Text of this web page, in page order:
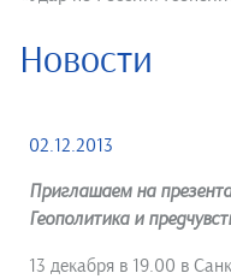
Новости
02.12.2013
Приглашаем на
Геополитика и
13 декабря в 19.00 в